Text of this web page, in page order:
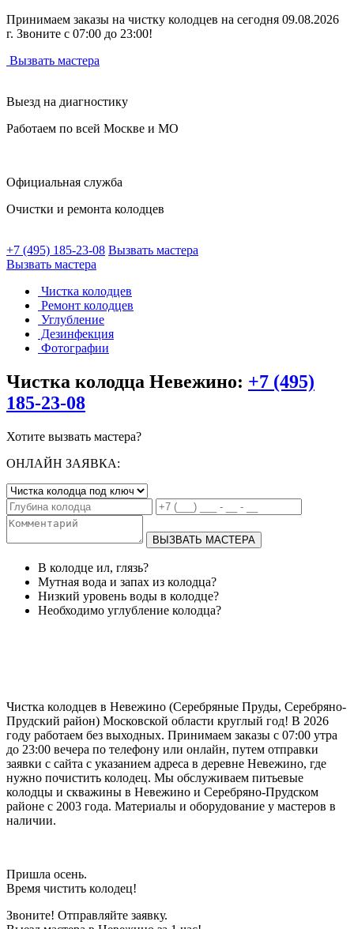
Принимаем заказы на чистку колодцев на сегодня 09.08.2026
г. Звоните с 07:00 до 23:00!
Вызвать мастера
Выезд на диагностику
Работаем по всей Москве и МО
Официальная служба
Очистки и ремонта колодцев
+7 (495) 185-23-08 Вызвать мастера
Вызвать мастера
Чистка колодцев
Ремонт колодцев
Углубление
Дезинфекция
Фотографии
Чистка колодца Невежино: +7 (495)
185-23-08
Хотите вызвать мастера?
ОНЛАЙН ЗАЯВКА:
ВЫЗВАТЬ МАСТЕРА
В колодце ил, глязь?
Мутная вода и запах из колодца?
Низкий уровень воды в колодце?
Необходимо углубление колодца?
Чистка колодцев в Невежино (Серебряные Пруды, Серебряно-
Прудский район) Московской области круглый год! В 2026
году работаем без выходных. Принимаем заказы с 07:00 утра
до 23:00 вечера по телефону или онлайн, путем отправки
заявки с сайта с указанием адреса в деревне Невежино, где
нужно почистить колодец. Мы обслуживаем питьевые
колодцы и скважины в Невежино и Серебряно-Прудском
районе с 2003 года. Материалы и оборудование у мастеров в
наличии.
Пришла осень.
Время чистить колодец!
Звоните! Отправляйте заявку.